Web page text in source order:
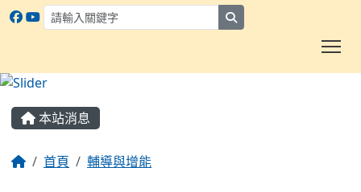
本站消息
首頁 輔導與增能